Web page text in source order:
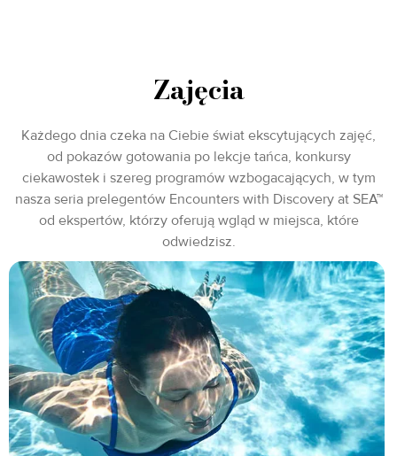
Zajęcia
Każdego dnia czeka na Ciebie świat ekscytujących zajęć,
od pokazów gotowania po lekcje tańca, konkursy
ciekawostek i szereg programów wzbogacających, w tym
nasza seria prelegentów Encounters with Discovery at SEA™
od ekspertów, którzy oferują wgląd w miejsca, które
odwiedzisz.